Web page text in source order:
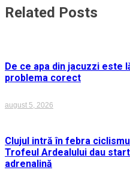
Related Posts
De ce apa din jacuzzi este
problema corect
august 5, 2026
Clujul intră în febra
Trofeul Ardealului dau
adrenalină